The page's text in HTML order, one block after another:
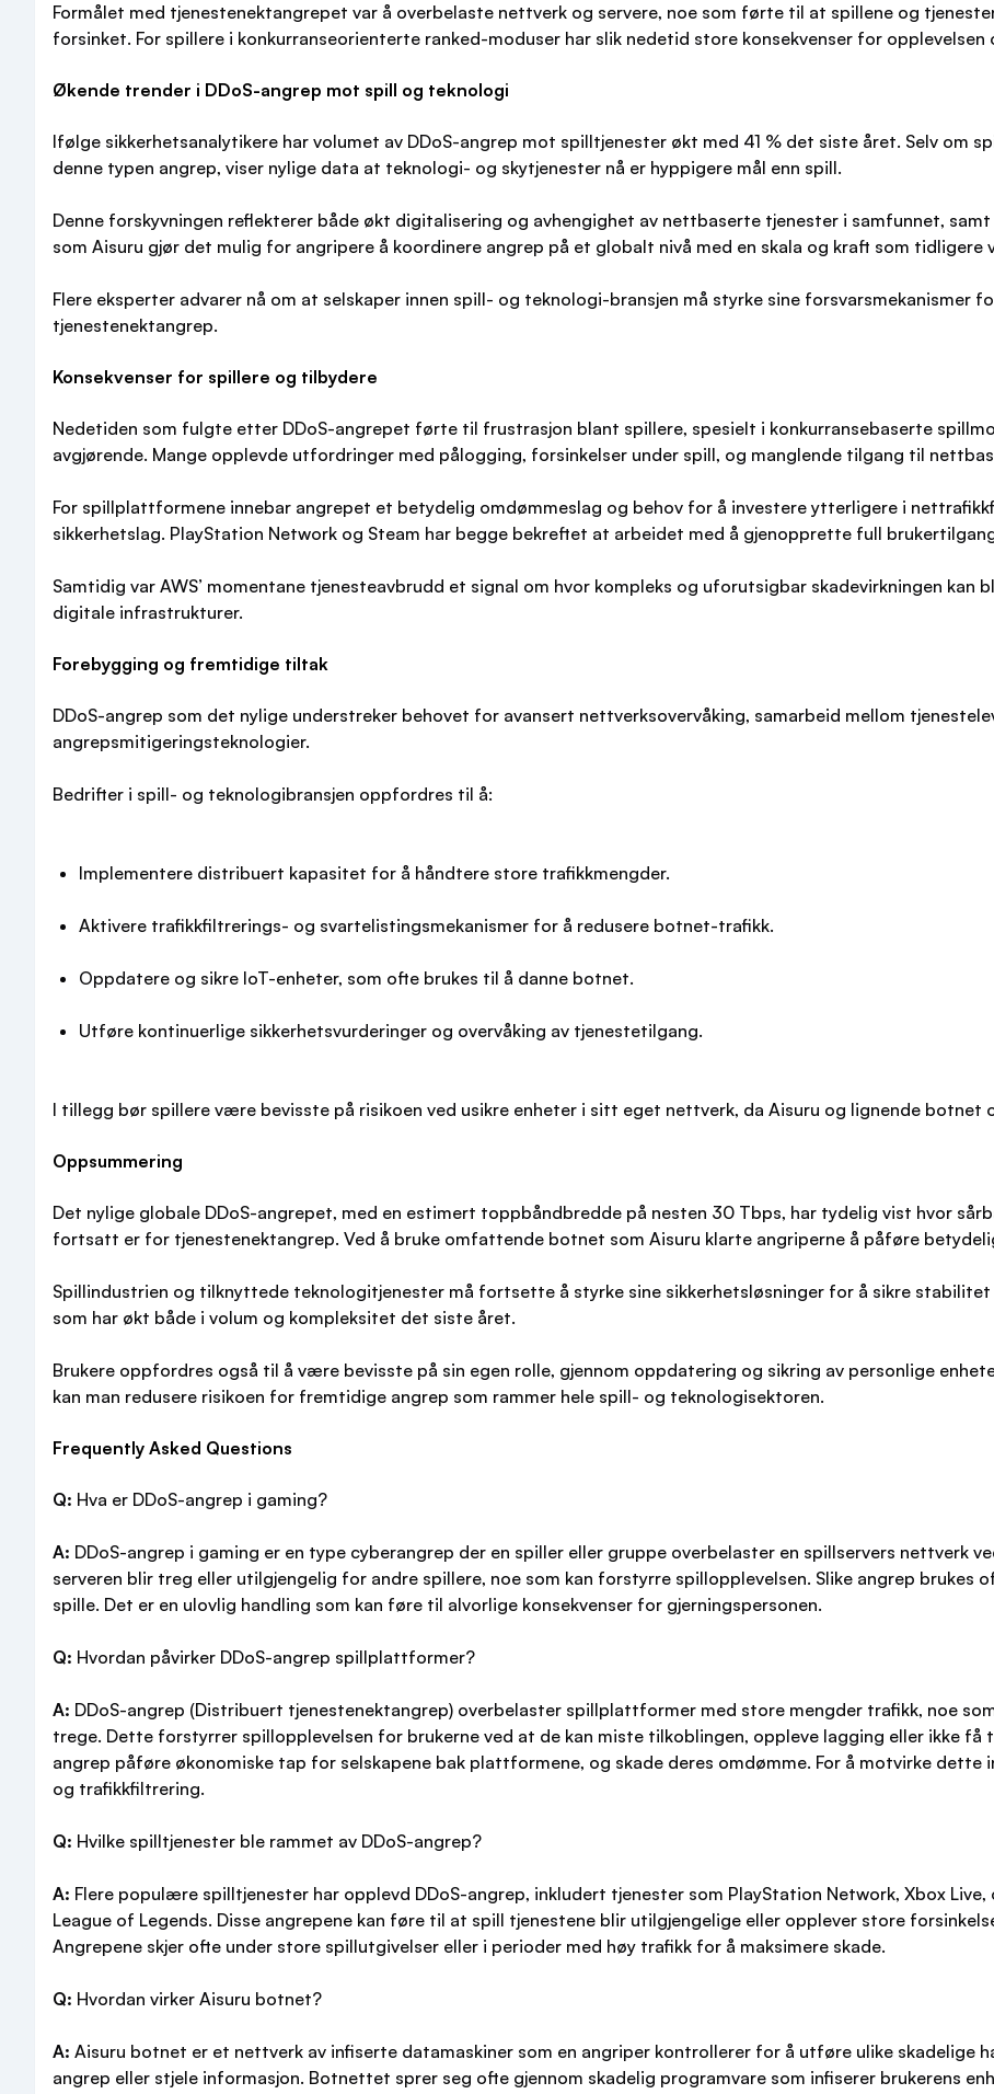
Formålet med tjenestenektangrepet var å overbelaste nettverk og servere, noe som førte til at spillene og
forsinket. For spillere i konkurranseorienterte ranked-moduser har slik nedetid store konsekvenser for opplevelsen
Økende trender i DDoS-angrep mot spill og teknologi
Ifølge sikkerhetsanalytikere har volumet av DDoS-angrep mot spilltjenester økt med 41 % det siste året. Selv
denne typen angrep, viser nylige data at teknologi- og skytjenester nå er hyppigere mål enn spill.
Denne forskyvningen reflekterer både økt digitalisering og avhengighet av nettbaserte tjenester i samfunnet,
som Aisuru gjør det mulig for angripere å koordinere angrep på et globalt nivå med en skala og kraft som tidligere
Flere eksperter advarer nå om at selskaper innen spill- og teknologi-bransjen må styrke sine forsvarsmekanismer
tjenestenektangrep.
Konsekvenser for spillere og tilbydere
Nedetiden som fulgte etter DDoS-angrepet førte til frustrasjon blant spillere, spesielt i konkurransebaserte
avgjørende. Mange opplevde utfordringer med pålogging, forsinkelser under spill, og manglende tilgang til
For spillplattformene innebar angrepet et betydelig omdømmeslag og behov for å investere ytterligere i
sikkerhetslag. PlayStation Network og Steam har begge bekreftet at arbeidet med å gjenopprette full
Samtidig var AWS’ momentane tjenesteavbrudd et signal om hvor kompleks og uforutsigbar skadevirkningen
digitale infrastrukturer.
Forebygging og fremtidige tiltak
DDoS-angrep som det nylige understreker behovet for avansert nettverksovervåking, samarbeid mellom
angrepsmitigeringsteknologier.
Bedrifter i spill- og teknologibransjen oppfordres til å:
Implementere distribuert kapasitet for å håndtere store trafikkmengder.
Aktivere trafikkfiltrerings- og svartelistingsmekanismer for å redusere botnet-trafikk.
Oppdatere og sikre IoT-enheter, som ofte brukes til å danne botnet.
Utføre kontinuerlige sikkerhetsvurderinger og overvåking av tjenestetilgang.
I tillegg bør spillere være bevisste på risikoen ved usikre enheter i sitt eget nettverk, da Aisuru og lignende botnet
Oppsummering
Det nylige globale DDoS-angrepet, med en estimert toppbåndbredde på nesten 30 Tbps, har tydelig vist hvor
fortsatt er for tjenestenektangrep. Ved å bruke omfattende botnet som Aisuru klarte angriperne å påføre
Spillindustrien og tilknyttede teknologitjenester må fortsette å styrke sine sikkerhetsløsninger for å sikre
som har økt både i volum og kompleksitet det siste året.
Brukere oppfordres også til å være bevisste på sin egen rolle, gjennom oppdatering og sikring av personlige
kan man redusere risikoen for fremtidige angrep som rammer hele spill- og teknologisektoren.
Frequently Asked Questions
Q: Hva er DDoS-angrep i gaming?
A: DDoS-angrep i gaming er en type cyberangrep der en spiller eller gruppe overbelaster en spillservers nettverk
serveren blir treg eller utilgjengelig for andre spillere, noe som kan forstyrre spillopplevelsen. Slike angrep brukes
spille. Det er en ulovlig handling som kan føre til alvorlige konsekvenser for gjerningspersonen.
Q: Hvordan påvirker DDoS-angrep spillplattformer?
A: DDoS-angrep (Distribuert tjenestenektangrep) overbelaster spillplattformer med store mengder trafikk, noe
trege. Dette forstyrrer spillopplevelsen for brukerne ved at de kan miste tilkoblingen, oppleve lagging eller ikke
angrep påføre økonomiske tap for selskapene bak plattformene, og skade deres omdømme. For å motvirke
og trafikkfiltrering.
Q: Hvilke spilltjenester ble rammet av DDoS-angrep?
A: Flere populære spilltjenester har opplevd DDoS-angrep, inkludert tjenester som PlayStation Network, Xbox
League of Legends. Disse angrepene kan føre til at spill tjenestene blir utilgjengelige eller opplever store
Angrepene skjer ofte under store spillutgivelser eller i perioder med høy trafikk for å maksimere skade.
Q: Hvordan virker Aisuru botnet?
A: Aisuru botnet er et nettverk av infiserte datamaskiner som en angriper kontrollerer for å utføre ulike skadelige
angrep eller stjele informasjon. Botnettet sprer seg ofte gjennom skadelig programvare som infiserer brukerens